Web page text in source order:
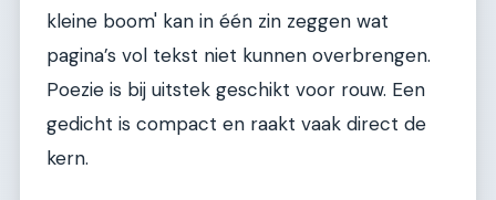
kleine boom' kan in één zin zeggen wat
pagina’s vol tekst niet kunnen overbrengen.
Poezie is bij uitstek geschikt voor rouw. Een
gedicht is compact en raakt vaak direct de
kern.